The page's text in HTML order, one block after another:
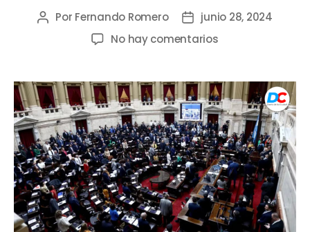
Por Fernando Romero
junio 28, 2024
No hay comentarios